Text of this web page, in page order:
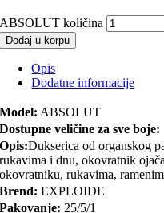
ABSOLUT količina
Dodaj u korpu
Opis
Dodatne informacije
Model: ABSOLUT
Dostupne veličine za sve boje:
Opis:Dukserica od organskog
rukavima i dnu, okovratnik
okovratniku, rukavima,
Brend: EXPLOIDE
Pakovanje: 25/5/1